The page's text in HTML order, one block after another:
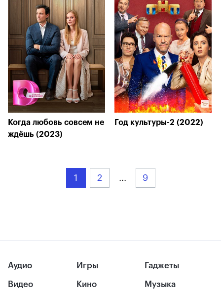
Когда любовь совсем не
ждёшь (2023)
Год культуры-2 (2022)
1 2 ... 9
Аудио
Видео
Игры
Кино
Гаджеты
Музыка